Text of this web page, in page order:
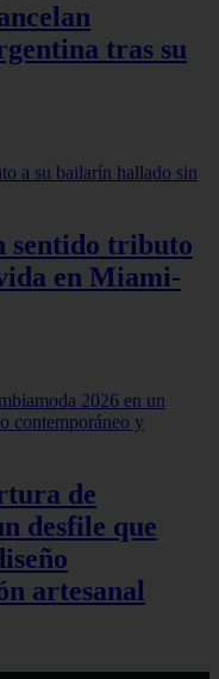
tras su
sentido tributo
en Miami-
de
desfile que
artesanal